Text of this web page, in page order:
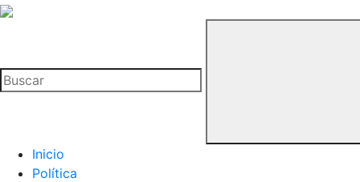
La
Buitre
Inicio
Política